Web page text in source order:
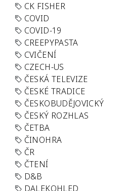
CK FISHER
COVID
COVID-19
CREEPYPASTA
CVIČENÍ
CZECH-US
ČESKÁ TELEVIZE
ČESKÉ TRADICE
ČESKOBUDĚJOVICKÝ
ČESKÝ ROZHLAS
ČETBA
ČINOHRA
ČR
ČTENÍ
D&B
DALEKOHLED